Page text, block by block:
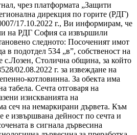
чрез платформата „Защити
дирекция по горите (РДГ)
17.10.2022 г., Ви информирам, че
на РДГ София са извършили
следното: Посоченият имот
в подотдел 534 „в”, собственост на
с.Лозен, Столична община, за който
02.08.2022 г. за извеждане на
котловинна. За обекта има
табела. Сечта отговаря на
изискванията на
сеч на немаркирани дървета. Към
е извършвана дейност по сечта и
в сигнала дървесина